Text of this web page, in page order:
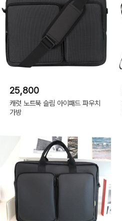
25,800
캐럿 노트북 슬림 아이패드 파우치
가방